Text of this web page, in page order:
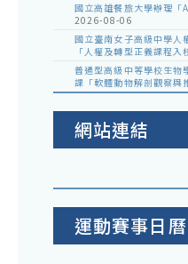
國立高雄餐旅大學辦理「
2026-08-06
國立臺南女子高級中學人
「人權及轉型正義課程
普通型高級中等學校生物
課「軟體動物解剖觀察與
網站連結
運動賽事日曆